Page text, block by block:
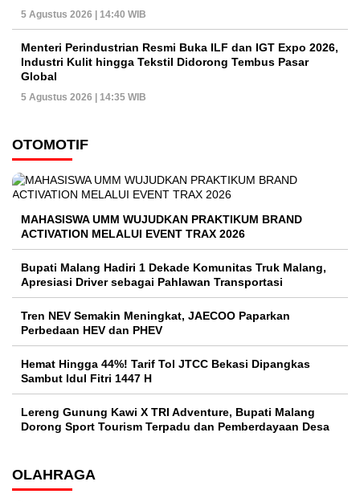
5 Agustus 2026 | 14:40 WIB
Menteri Perindustrian Resmi Buka ILF dan IGT Expo 2026,
Industri Kulit hingga Tekstil Didorong Tembus Pasar
Global
5 Agustus 2026 | 14:35 WIB
OTOMOTIF
MAHASISWA UMM WUJUDKAN PRAKTIKUM BRAND
ACTIVATION MELALUI EVENT TRAX 2026
Bupati Malang Hadiri 1 Dekade Komunitas Truk Malang,
Apresiasi Driver sebagai Pahlawan Transportasi
Tren NEV Semakin Meningkat, JAECOO Paparkan
Perbedaan HEV dan PHEV
Hemat Hingga 44%! Tarif Tol JTCC Bekasi Dipangkas
Sambut Idul Fitri 1447 H
Lereng Gunung Kawi X TRI Adventure, Bupati Malang
Dorong Sport Tourism Terpadu dan Pemberdayaan Desa
OLAHRAGA